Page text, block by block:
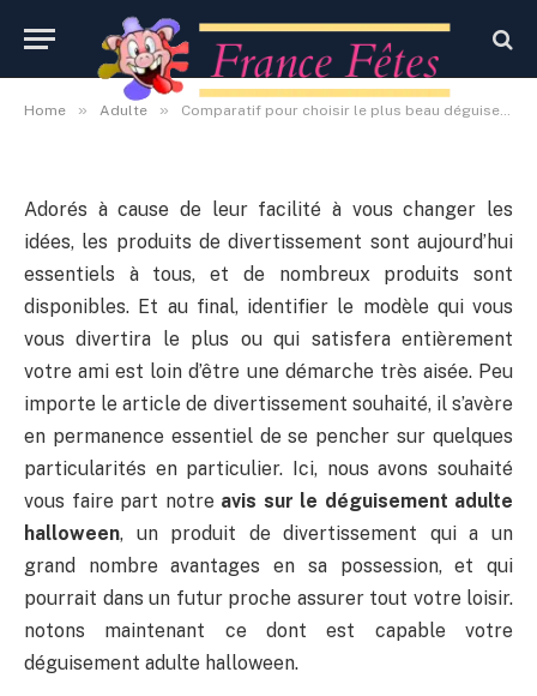
Home » Adulte » Comparatif pour choisir le plus beau déguisement adulte halloween
By Administrateur
16 octobre 2020
Aucun commentaire
Adorés à cause de leur facilité à vous changer les
idées, les produits de divertissement sont aujourd’hui
essentiels à tous, et de nombreux produits sont
disponibles. Et au final, identifier le modèle qui vous
vous divertira le plus ou qui satisfera entièrement
votre ami est loin d’être une démarche très aisée. Peu
importe le article de divertissement souhaité, il s’avère
en permanence essentiel de se pencher sur quelques
particularités en particulier. Ici, nous avons souhaité
vous faire part notre avis sur le déguisement adulte
halloween, un produit de divertissement qui a un
grand nombre avantages en sa possession, et qui
pourrait dans un futur proche assurer tout votre loisir.
notons maintenant ce dont est capable votre
déguisement adulte halloween.